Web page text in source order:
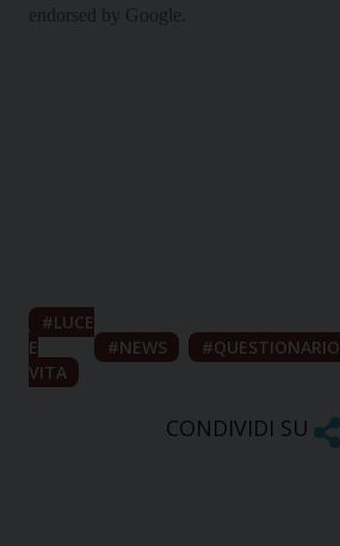
LUCE
E
VITA
NEWS QUESTIONARIO
CONDIVIDI SU